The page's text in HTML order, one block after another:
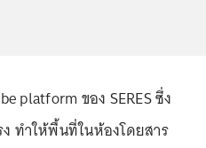
platform ของ SERES ซึ่ง
ทำให้พื้นที่ในห้องโดยสาร